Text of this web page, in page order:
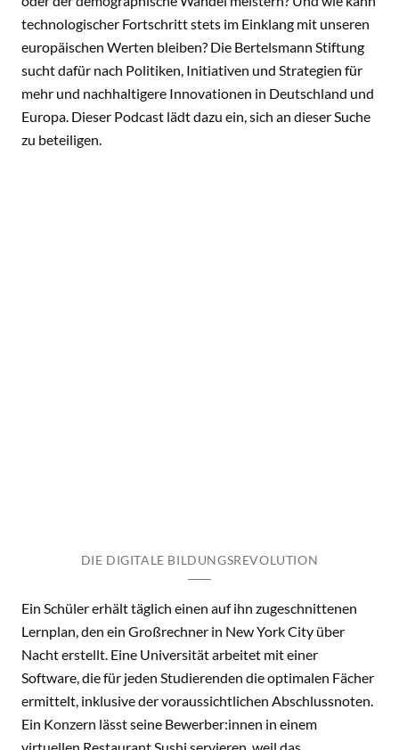
technologischer Fortschritt stets im Einklang mit unseren
europäischen Werten bleiben? Die Bertelsmann Stiftung
sucht dafür nach Politiken, Initiativen und Strategien für
mehr und nachhaltigere Innovationen in Deutschland und
Europa. Dieser Podcast lädt dazu ein, sich an dieser Suche
zu beteiligen.
DIE DIGITALE BILDUNGSREVOLUTION
Ein Schüler erhält täglich einen auf ihn zugeschnittenen
Lernplan, den ein Großrechner in New York City über
Nacht erstellt. Eine Universität arbeitet mit einer
Software, die für jeden Studierenden die optimalen Fächer
ermittelt, inklusive der voraussichtlichen Abschlussnoten.
Ein Konzern lässt seine Bewerber:innen in einem